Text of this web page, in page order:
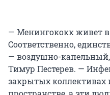
— Менингококк живет в
Соответственно,
— воздушно-
Тимур Пестерев. —
закрытых